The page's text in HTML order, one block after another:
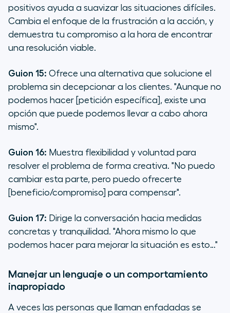
positivos ayuda a suavizar las situaciones difíciles.
Cambia el enfoque de la frustración a la acción, y
demuestra tu compromiso a la hora de encontrar
una resolución viable.
Guion 15: Ofrece una alternativa que solucione el
problema sin decepcionar a los clientes. "Aunque no
podemos hacer [petición específica], existe una
opción que puede podemos llevar a cabo ahora
mismo".
Guion 16: Muestra flexibilidad y voluntad para
resolver el problema de forma creativa. "No puedo
cambiar esta parte, pero puedo ofrecerte
[beneficio/compromiso] para compensar".
Guion 17: Dirige la conversación hacia medidas
concretas y tranquilidad. "Ahora mismo lo que
podemos hacer para mejorar la situación es esto…"
Manejar un lenguaje o un comportamiento
inapropiado
A veces las personas que llaman enfadadas se